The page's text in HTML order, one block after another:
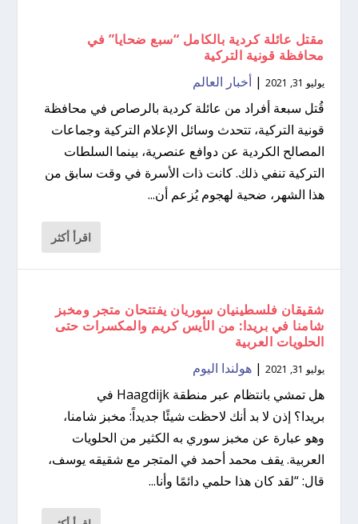
مقتل عائلة كردية بالكامل “سبع ضحايا” في
محافظة قونية التركية
يوليو 31, 2021 |أخبار العالم
قُتل سبعة أفراد من عائلة كردية بالرصاص في محافظة
قونية التركية، تتحدث وسائل الإعلام التركية وجماعات
المصالح الكردية عن دوافع عنصرية، بينما السلطات
التركية تنفي ذلك. كانت ذات الأسرة في وقت سابق من
هذا الشهر، ضحية لهجوم يُزعم أن...
اقرأ أكثر
شقيقان فلسطينيان سوريان يفتتحان متجر ومخبز
شامنا في بريدا: من الأيس كريم والمكسرات حتى
الحلويات العربية
يوليو 31, 2021 |هولندا اليوم
هل تمشي بانتظام عبر منطقة Haagdijk في
بريدا؟ إذن لا بد أنك لاحظت شيئًا جديداً: مخبز شامنا،
وهو عبارة عن مخبز سوري به الكثير من الحلويات
العربية. يقف محمد أحمد في المتجر مع شقيقه يوسف،
قال: “لقد كان هذا حلمي دائمًا وأنا...